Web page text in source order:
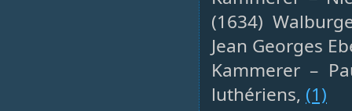
(1634)
Jean Georges
Kammerer –
luthériens, (1)